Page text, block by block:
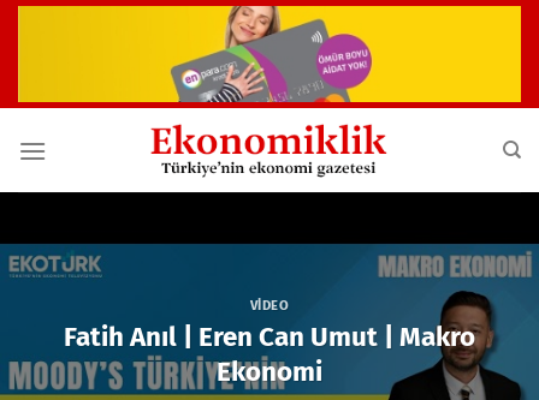
VIDEO
Fatih Anıl | Eren Can Umut | Makro
Ekonomi